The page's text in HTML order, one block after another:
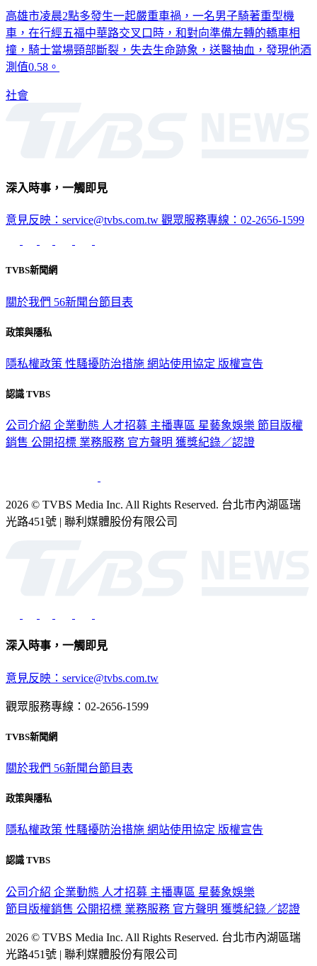
高雄市凌晨2點多發生一起嚴重車禍，一名男子騎著重型機
車，在行經五福中華路交叉口時，和對向準備左轉的轎車相
撞，騎士當場頸部斷裂，失去生命跡象，送醫抽血，發現他酒
測值0.58。
社會
深入時事，一觸即見
意見反映：service@tvbs.com.tw 觀眾服務專線：02-2656-1599
TVBS新聞網
關於我們 56新聞台節目表
政策與隱私
隱私權政策 性騷擾防治措施 網站使用協定 版權宣告
認識 TVBS
公司介紹 企業動態 人才招募 主播專區 星藝象娛樂 節目版權
銷售 公開招標 業務服務 官方聲明 獲獎紀錄／認證
2026 © TVBS Media Inc. All Rights Reserved. 台北市內湖區瑞
光路451號 | 聯利媒體股份有限公司
深入時事，一觸即見
意見反映：service@tvbs.com.tw
觀眾服務專線：02-2656-1599
TVBS新聞網
關於我們 56新聞台節目表
政策與隱私
隱私權政策 性騷擾防治措施 網站使用協定 版權宣告
認識 TVBS
公司介紹 企業動態 人才招募 主播專區 星藝象娛樂
節目版權銷售 公開招標 業務服務 官方聲明 獲獎紀錄／認證
2026 © TVBS Media Inc. All Rights Reserved. 台北市內湖區瑞
光路451號 | 聯利媒體股份有限公司